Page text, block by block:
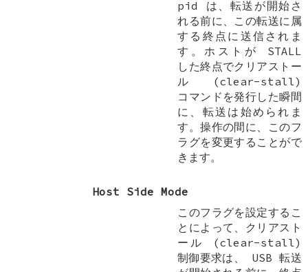
pid は、転送が開始さ
れる前に、この転送に属
する終点に送信されま
す。ホストが STALL
した終点でクリアストー
ル (clear-stall)
コマンドを発行した瞬間
に、転送は始められま
す。操作の間に、このフ
ラグを変更することがで
きます。
Host Side Mode
このフラグを設定するこ
とによって、クリアスト
ール (clear-stall)
制御要求は、 USB 転送